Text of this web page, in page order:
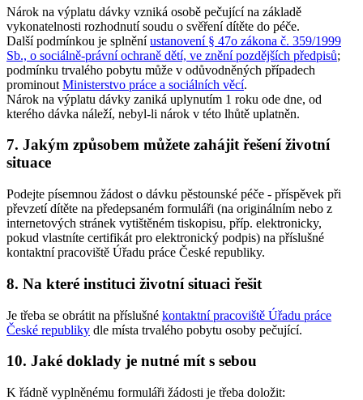
Nárok na výplatu dávky vzniká osobě pečující na základě
vykonatelnosti rozhodnutí soudu o svěření dítěte do péče.
Další podmínkou je splněníustanovení § 47o zákona č. 359/1999
Sb., o sociálně-právní ochraně dětí, ve znění pozdějších předpisů;
podmínku trvalého pobytu může v odůvodněných případech
prominout Ministerstvo práce a sociálních věcí.
Nárok na výplatu dávky zaniká uplynutím 1 roku ode dne, od
kterého dávka náleží, nebyl-li nárok v této lhůtě uplatněn.
7. Jakým způsobem můžete zahájit řešení životní
situace
Podejte písemnou žádost o dávku pěstounské péče - příspěvek při
převzetí dítěte na předepsaném formuláři (na originálním nebo z
internetových stránek vytištěném tiskopisu, příp. elektronicky,
pokud vlastníte certifikát pro elektronický podpis) na příslušné
kontaktní pracoviště Úřadu práce České republiky.
8. Na které instituci životní situaci řešit
Je třeba se obrátit na příslušné kontaktní pracoviště Úřadu práce
České republiky dle místa trvalého pobytu osoby pečující.
10. Jaké doklady je nutné mít s sebou
K řádně vyplněnému formuláři žádosti je třeba doložit: